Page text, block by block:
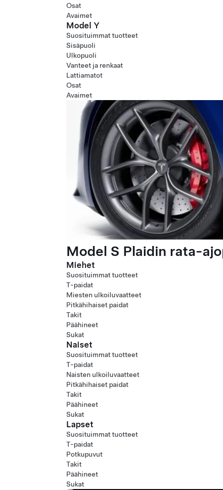
Osat
Avaimet
Model Y
Suosituimmat tuotteet
Sisäpuoli
Ulkopuoli
Vanteet ja renkaat
Lattiamatot
Osat
Avaimet
Model S Plaidin rata-
Miehet
Suosituimmat tuotteet
T-paidat
Miesten ulkoiluvaatteet
Pitkähihaiset paidat
Takit
Päähineet
Sukat
Naiset
Suosituimmat tuotteet
T-paidat
Naisten ulkoiluvaatteet
Pitkähihaiset paidat
Takit
Päähineet
Sukat
Lapset
Suosituimmat tuotteet
T-paidat
Potkupuvut
Takit
Päähineet
Sukat